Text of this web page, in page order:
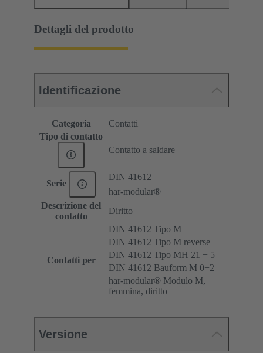
Dettagli del prodotto
Identificazione
Categoria
Contatti
Tipo di contatto
Contatto a saldare
Serie
DIN 41612
har-modular®
Descrizione del
contatto
Diritto
Contatti per
DIN 41612 Tipo M
DIN 41612 Tipo M reverse
DIN 41612 Tipo MH 21 + 5
DIN 41612 Bauform M 0+2
har-modular® Modulo M,
femmina, diritto
Versione